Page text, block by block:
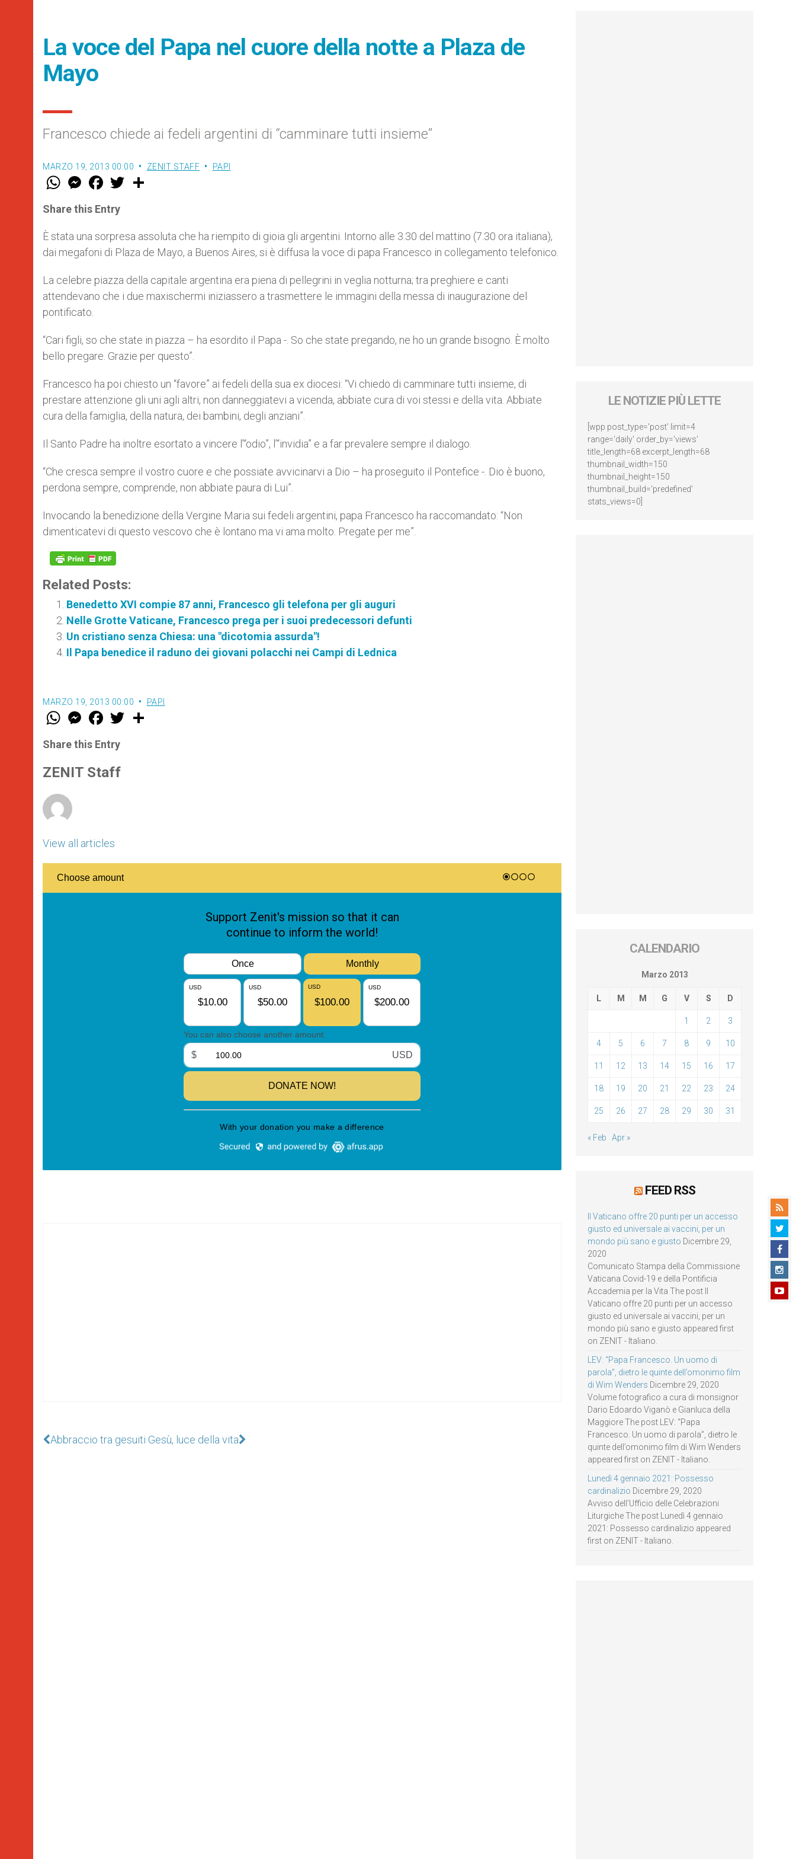
La voce del Papa nel cuore della notte a Plaza de
Mayo
Francesco chiede ai fedeli argentini di “camminare tutti insieme”
MARZO 19, 2013 00:00 ZENIT STAFF PAPI
W
t
s
p
p
M
e
s
e
g
e
r
F
a
e
b
o
k
w
r
Share this Entry
È stata una sorpresa assoluta che ha riempito di gioia gli argentini. Intorno alle 3.30 del mattino (7.30 ora italiana),
dai megafoni di Plaza de Mayo, a Buenos Aires, si è diffusa la voce di papa Francesco in collegamento telefonico.
La celebre piazza della capitale argentina era piena di pellegrini in veglia notturna; tra preghiere e canti
attendevano che i due maxischermi iniziassero a trasmettere le immagini della messa di inaugurazione del
pontificato.
“Cari figli, so che state in piazza – ha esordito il Papa -. So che state pregando, ne ho un grande bisogno. È molto
bello pregare. Grazie per questo”.
Francesco ha poi chiesto un “favore” ai fedeli della sua ex diocesi: “Vi chiedo di camminare tutti insieme, di
prestare attenzione gli uni agli altri, non danneggiatevi a vicenda, abbiate cura di voi stessi e della vita. Abbiate
cura della famiglia, della natura, dei bambini, degli anziani”.
Il Santo Padre ha inoltre esortato a vincere l’“odio”, l’“invidia” e a far prevalere sempre il dialogo.
“Che cresca sempre il vostro cuore e che possiate avvicinarvi a Dio – ha proseguito il Pontefice -. Dio è buono,
perdona sempre, comprende, non abbiate paura di Lui”.
Invocando la benedizione della Vergine Maria sui fedeli argentini, papa Francesco ha raccomandato: “Non
dimenticatevi di questo vescovo che è lontano ma vi ama molto. Pregate per me”.
Related Posts:
Benedetto XVI compie 87 anni, Francesco gli telefona per gli auguri
Nelle Grotte Vaticane, Francesco prega per i suoi predecessori defunti
Un cristiano senza Chiesa: una "dicotomia assurda"!
Il Papa benedice il raduno dei giovani polacchi nei Campi di Lednica
MARZO 19, 2013 00:00 PAPI
W
t
s
p
p
M
e
s
e
g
e
F
a
e
b
o
k
w
Share this Entry
ZENIT Staff
View all articles
Abbraccio tra gesuiti Gesù, luce della vita
LE NOTIZIE PIÙ LETTE
[wpp post_type='post' limit=4
range='daily' order_by='views'
title_length=68 excerpt_length=68
thumbnail_width=150
thumbnail_height=150
thumbnail_build='predefined'
stats_views=0]
CALENDARIO
Marzo 2013
L M M G V S D
1 2 3
4 5 6 7 8 9 10
11 12 13 14 15 16 17
18 19 20 21 22 23 24
25 26 27 28 29 30 31
« Feb Apr »
FEED RSS
Il Vaticano offre 20 punti per un accesso
giusto ed universale ai vaccini, per un
mondo più sano e giusto Dicembre 29,
2020
Comunicato Stampa della Commissione
Vaticana Covid-19 e della Pontificia
Accademia per la Vita The post Il
Vaticano offre 20 punti per un accesso
giusto ed universale ai vaccini, per un
mondo più sano e giusto appeared first
on ZENIT - Italiano.
LEV: “Papa Francesco. Un uomo di
parola”, dietro le quinte dell’omonimo film
di Wim Wenders Dicembre 29, 2020
Volume fotografico a cura di monsignor
Dario Edoardo Viganò e Gianluca della
Maggiore The post LEV: “Papa
Francesco. Un uomo di parola”, dietro le
quinte dell’omonimo film di Wim Wenders
appeared first on ZENIT - Italiano.
Lunedì 4 gennaio 2021: Possesso
cardinalizio Dicembre 29, 2020
Avviso dell’Ufficio delle Celebrazioni
Liturgiche The post Lunedì 4 gennaio
2021: Possesso cardinalizio appeared
first on ZENIT - Italiano.